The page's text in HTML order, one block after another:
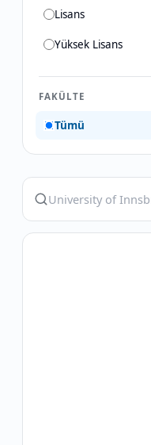
Lisans
Yüksek Lisans
FAKÜLTE
Tümü